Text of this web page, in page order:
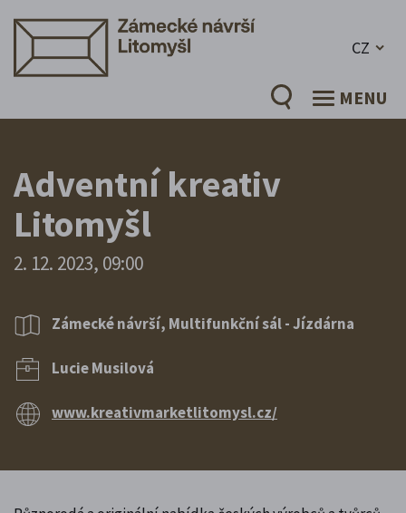
CZ
MENU
Adventní kreativ
Litomyšl
2. 12. 2023, 09:00
Zámecké návrší, Multifunkční sál - Jízdárna
Lucie Musilová
www.kreativmarketlitomysl.cz/